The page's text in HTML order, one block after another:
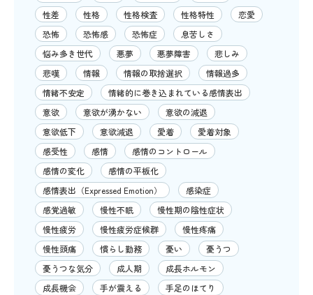
性差
性格 性格検査 性格特性
恋愛
恐怖
恐怖感 恐怖症
息苦しさ
悩み多き世代
悪夢 悪夢障害
悲しみ
悲嘆
情報 情報の取捨選択
情報過多
情緒不安定
情緒的に巻き込まれている感情表出
意欲
意欲が湧かない
意欲の減退
意欲低下
意欲減退 愛着
愛着対象
感受性
感情
感情のコントロール
感情の変化
感情の平板化
感情表出（Expressed Emotion）
感染症
感覚過敏
慢性不眠
慢性期の陰性症状
慢性疲労
慢性疲労症候群
慢性疼痛
慢性頭痛
慣らし勤務 憂い
憂うつ
憂うつな気分
成人期
成長ホルモン
成長機会
手が震える
手足のほてり